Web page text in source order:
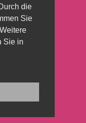
die
Sie
Sie in